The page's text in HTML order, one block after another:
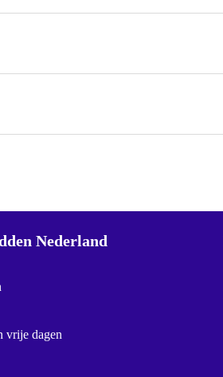
Nederland
vrije dagen